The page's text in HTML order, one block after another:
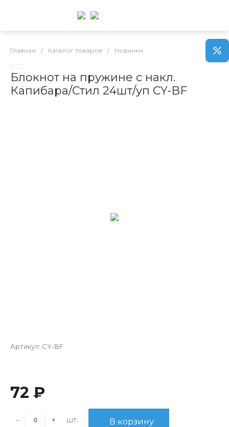
Главная / Каталог товаров / Новинки
Блокнот на пружине с накл.
Капибара/Стил 24шт/уп CY-BF
Артикул: CY-BF
72 ₽
- + шт. В корзину